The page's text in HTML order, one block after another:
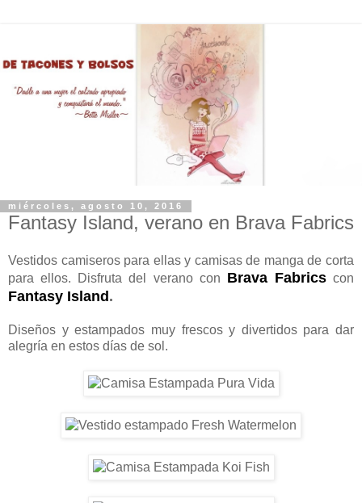
miércoles, agosto 10, 2016
Fantasy Island, verano en Brava Fabrics
Vestidos camiseros para ellas y camisas de manga de corta
para ellos. Disfruta del verano con Brava Fabricscon
Fantasy Island .
Diseños y estampados muy frescos y divertidos para dar
alegría en estos días de sol.